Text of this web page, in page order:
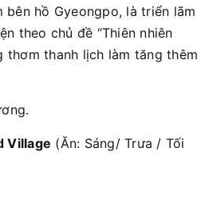
bên hồ Gyeongpo, là triển lãm
theo chủ đề “Thiên nhiên
thơm thanh lịch làm tăng thêm
Village (Ăn: Sáng/ Trưa / Tối